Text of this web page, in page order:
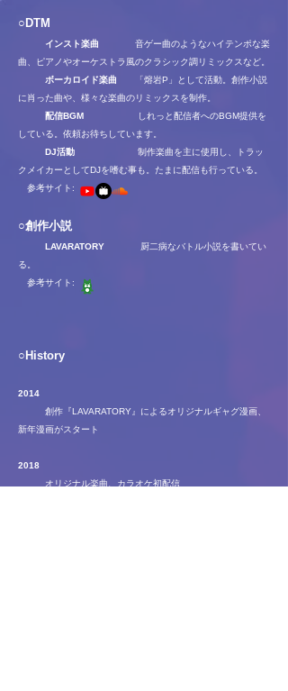
○DTM
インスト楽曲 音ゲー曲のようなハイテンポな楽
曲、ピアノやオーケストラ風のクラシック調リミックスなど。
ボーカロイド楽曲 「熔岩P」として活動。創作小説
に肖った曲や、様々な楽曲のリミックスを制作。
配信BGM しれっと配信者へのBGM提供を
している。依頼お待ちしています。
DJ活動 制作楽曲を主に使用し、トラッ
クメイカーとしてDJを嗜む事も。たまに配信も行っている。
​ 参考サイト:
○創作小説
LAVARATORY 厨二病なバトル小説を書いてい
る。
参考サイト:
○ History
2014
創作『LAVARATORY』によるオリジナルギャグ漫画、
新年漫画がスタート
2018
オリジナル楽曲、カラオケ初配信